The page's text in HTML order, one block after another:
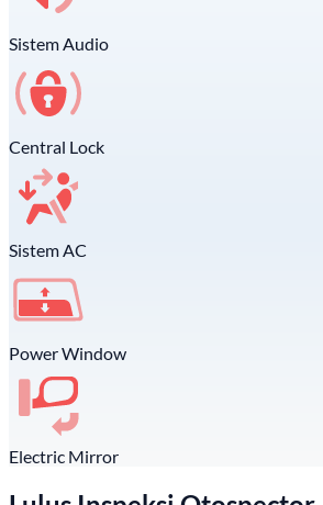
Sistem Audio
Central Lock
Sistem AC
Power Window
Electric Mirror